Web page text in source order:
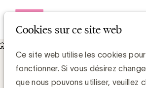
Cookies sur ce site web
Ce site web utilise les cookies
fonctionner. Si vous désirez
que nous pouvons utiliser, veuillez
Qu'est ce qu'une data clean